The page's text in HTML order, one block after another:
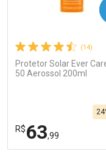
(14)
Protetor Solar Ever
50 Aerossol 200ml
R$63,99
COMPRAR